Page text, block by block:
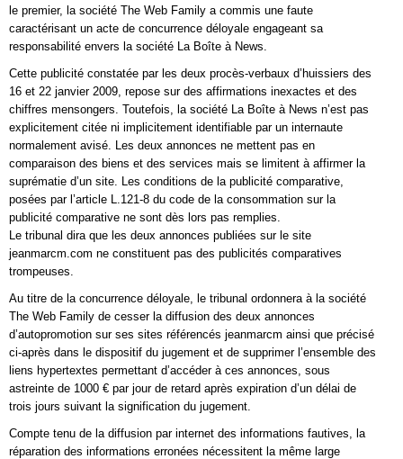
le premier, la société The Web Family a commis une faute
caractérisant un acte de concurrence déloyale engageant sa
responsabilité envers la société La Boîte à News.
Cette publicité constatée par les deux procès-verbaux d’huissiers des
16 et 22 janvier 2009, repose sur des affirmations inexactes et des
chiffres mensongers. Toutefois, la société La Boîte à News n’est pas
explicitement citée ni implicitement identifiable par un internaute
normalement avisé. Les deux annonces ne mettent pas en
comparaison des biens et des services mais se limitent à affirmer la
suprématie d’un site. Les conditions de la publicité comparative,
posées par l’article L.121-8 du code de la consommation sur la
publicité comparative ne sont dès lors pas remplies.
Le tribunal dira que les deux annonces publiées sur le site
jeanmarcm.com ne constituent pas des publicités comparatives
trompeuses.
Au titre de la concurrence déloyale, le tribunal ordonnera à la société
The Web Family de cesser la diffusion des deux annonces
d’autopromotion sur ses sites référencés jeanmarcm ainsi que précisé
ci-après dans le dispositif du jugement et de supprimer l’ensemble des
liens hypertextes permettant d’accéder à ces annonces, sous
astreinte de 1000 € par jour de retard après expiration d’un délai de
trois jours suivant la signification du jugement.
Compte tenu de la diffusion par internet des informations fautives, la
réparation des informations erronées nécessitent la même large